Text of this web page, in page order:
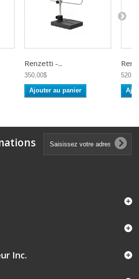
Renzetti -...
350,00$
Ajouter au panier
Inc.